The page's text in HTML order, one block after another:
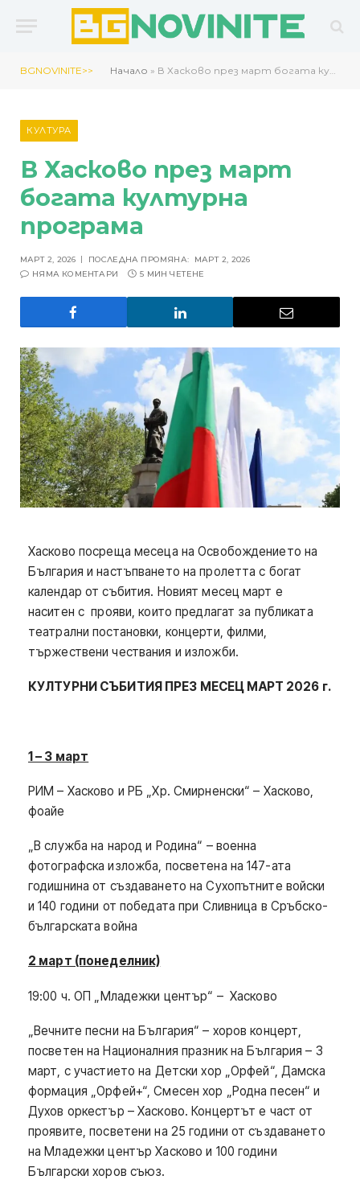
BGNOVINITE>> Начало » В Хасково през март богата културна програма
КУЛТУРА
В Хасково през март
богата културна
програма
МАРТ 2, 2026 ПОСЛЕДНА ПРОМЯНА:
МАРТ 2, 2026
НЯМА КОМЕНТАРИ
5 МИН ЧЕТЕНЕ
Хасково посреща месеца на Освобождението на
България и настъпването на пролетта с богат
календар от събития. Новият месец март е
наситен с прояви, които предлагат за публиката
театрални постановки, концерти, филми,
тържествени чествания и изложби.
КУЛТУРНИ СЪБИТИЯ ПРЕЗ МЕСЕЦ МАРТ 2026 г.
1 – 3 март
РИМ – Хасково и РБ „Хр. Смирненски“ – Хасково,
фоайе
„В служба на народ и Родина“ – военна
фотографска изложба, посветена на 147-ата
годишнина от създаването на Сухопътните войски
и 140 години от победата при Сливница в Сръбско-
българската война
2 март (понеделник)
19:00 ч. ОП „Младежки център“ – Хасково
„Вечните песни на България“ – хоров концерт,
посветен на Националния празник на България – 3
март, с участието на Детски хор „Орфей“, Дамска
формация „Орфей+“, Смесен хор „Родна песен“ и
Духов оркестър – Хасково. Концертът е част от
проявите, посветени на 25 години от създаването
на Младежки център Хасково и 100 години
Български хоров съюз.